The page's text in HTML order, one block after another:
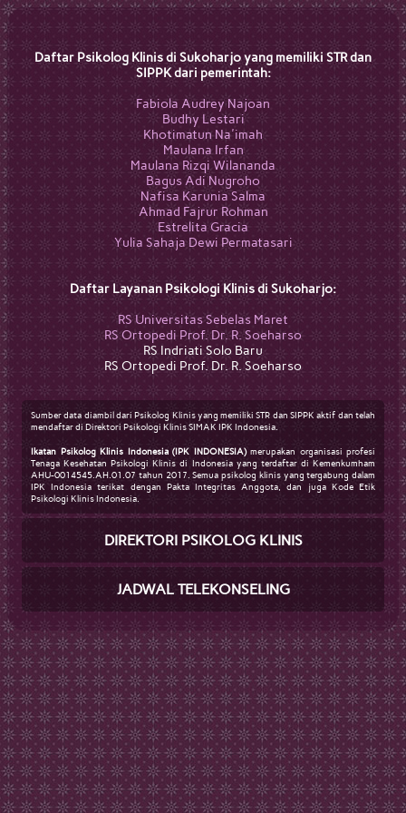
Daftar Psikolog Klinis di Sukoharjo yang memiliki STR dan
SIPPK dari pemerintah:
Fabiola Audrey Najoan
Budhy Lestari
Khotimatun Na'imah
Maulana Irfan
Maulana Rizqi Wilananda
Bagus Adi Nugroho
Nafisa Karunia Salma
Ahmad Fajrur Rohman
Estrelita Gracia
Yulia Sahaja Dewi Permatasari
Daftar Layanan Psikologi Klinis di Sukoharjo:
RS Universitas Sebelas Maret
RS Ortopedi Prof. Dr. R. Soeharso
RS Indriati Solo Baru
RS Ortopedi Prof. Dr. R. Soeharso
Sumber data diambil dari Psikolog Klinis yang memiliki STR dan SIPPK aktif dan telah
mendaftar di Direktori Psikologi Klinis SIMAK IPK Indonesia.
Ikatan Psikolog Klinis Indonesia (IPK INDONESIA)merupakan organisasi profesi
Tenaga Kesehatan Psikologi Klinis di Indonesia yang terdaftar di Kemenkumham
AHU-0014545.AH.01.07 tahun 2017. Semua psikolog klinis yang tergabung dalam
IPK Indonesia terikat dengan Pakta Integritas Anggota, dan juga Kode Etik
Psikologi Klinis Indonesia.
DIREKTORI PSIKOLOG KLINIS
JADWAL TELEKONSELING